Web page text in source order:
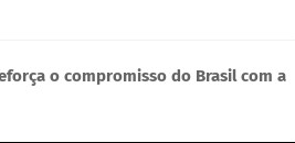
o compromisso do Brasil com a